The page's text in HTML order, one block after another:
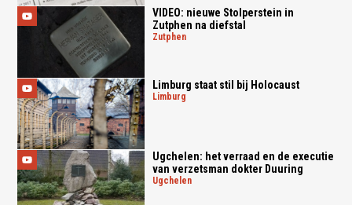
VIDEO: nieuwe Stolperstein in
Zutphen na diefstal
zutphen
Limburg staat stil bij Holocaust
limburg
Ugchelen: het verraad en de executie
van verzetsman dokter Duuring
ugchelen